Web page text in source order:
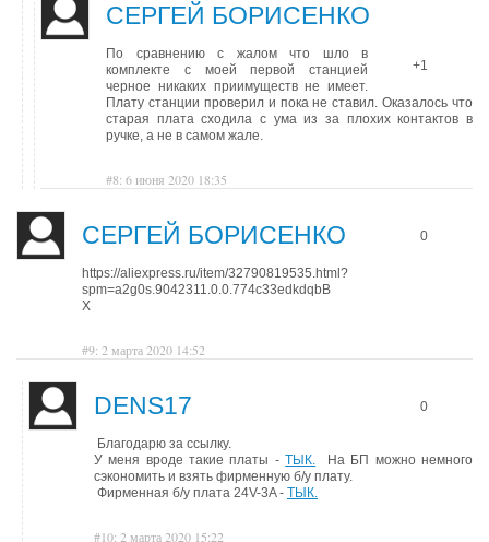
СЕРГЕЙ БОРИСЕНКО
+1
По сравнению с жалом что шло в
комплекте с моей первой станцией
черное никаких приимуществ не имеет.
Плату станции проверил и пока не ставил. Оказалось что
старая плата сходила с ума из за плохих контактов в
ручке, а не в самом жале.
#8: 6 июня 2020 18:35
СЕРГЕЙ БОРИСЕНКО 0
https://aliexpress.ru/item/32790819535.html?
spm=a2g0s.9042311.0.0.774c33edkdqbB
X
#9: 2 марта 2020 14:52
DENS17 0
Благодарю за ссылку.
У меня вроде такие платы -ТЫК. На БП можно немного
сэкономить и взять фирменную б/у плату.
Фирменная б/у плата 24V-3A - ТЫК.
#10: 2 марта 2020 15:22